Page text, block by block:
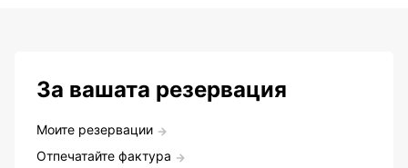
За вашата резервация
Моите резервации
Отпечатайте фактура